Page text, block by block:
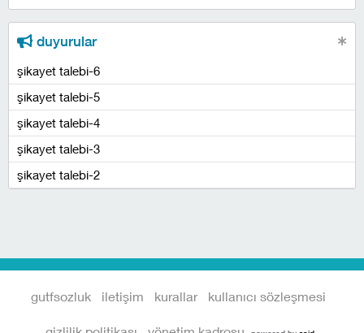
duyurular
şikayet talebi-6
şikayet talebi-5
şikayet talebi-4
şikayet talebi-3
şikayet talebi-2
gutfsozluk iletişim kurallar kullanıcı sözleşmesi